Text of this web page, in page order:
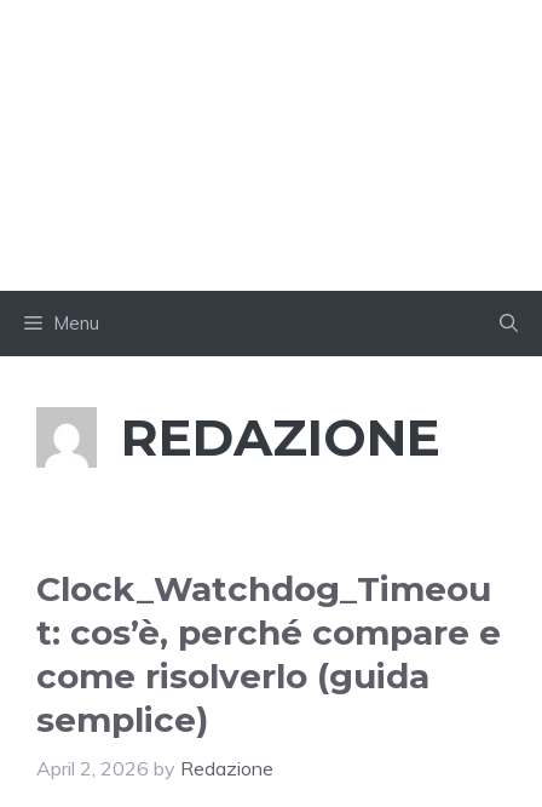
Menu
REDAZIONE
Clock_Watchdog_Timeou
t: cos’è, perché compare e
come risolverlo (guida
semplice)
April 2, 2026 by Redazione